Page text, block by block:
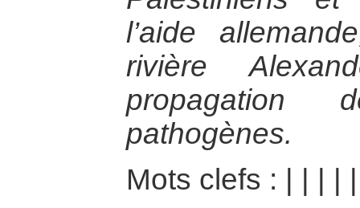
l’aide
rivière
propagation
pathogènes.
Mots clefs :